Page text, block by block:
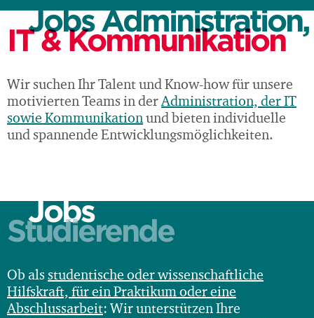
Jobs Administration,
IT & Kommunikation
Wir suchen Ihr Talent und Know-how für unsere
motivierten Teams in derAdministration, der IT
sowie Kommunikation und bieten individuelle
und spannende Entwicklungsmöglichkeiten.
Jobs
Studierende
Ob als studentische oder wissenschaftliche
Hilfskraft, für ein Praktikum oder eine
Abschlussarbeit: Wir unterstützen Ihre